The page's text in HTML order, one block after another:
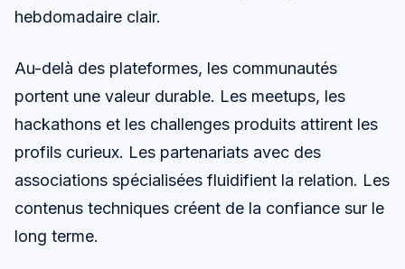
hebdomadaire clair.
Au-delà des plateformes, les communautés
portent une valeur durable. Les meetups, les
hackathons et les challenges produits attirent les
profils curieux. Les partenariats avec des
associations spécialisées fluidifient la relation. Les
contenus techniques créent de la confiance sur le
long terme.